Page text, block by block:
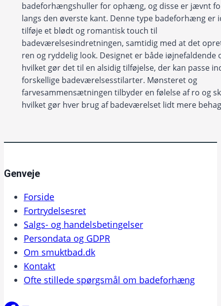
badeforhængshuller for ophæng, og disse er jævnt
langs den øverste kant. Denne type badeforhæng er
tilføje et blødt og romantisk touch til
badeværelsesindretningen, samtidig med at det
ren og ryddelig look. Designet er både iøjnefaldende
hvilket gør det til en alsidig tilføjelse, der kan passe
forskellige badeværelsesstilarter. Mønsteret og
farvesammensætningen tilbyder en følelse af ro og
hvilket gør hver brug af badeværelset lidt mere
Genveje
Forside
Fortrydelsesret
Salgs- og handelsbetingelser
Persondata og GDPR
Om smuktbad.dk
Kontakt
Ofte stillede spørgsmål om badeforhæng